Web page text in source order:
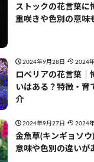
ストックの花言葉に
重咲きや色別の意味
2024年9月28日 2024
ロベリアの花言葉｜
いはある？特徴・育
介
2024年9月27日 2024
金魚草(キンギョソ
意味や色別の違いが